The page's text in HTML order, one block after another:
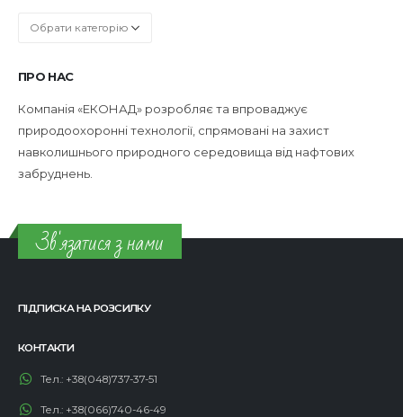
Категорії
ПРО НАС
Компанія «ЕКОНАД» розробляє та впроваджує
природоохоронні технології, спрямовані на захист
навколишнього природного середовища від нафтових
забруднень.
Зв'язатися з нами
ПІДПИСКА НА РОЗСИЛКУ
КОНТАКТИ
Тел.: +38(048)737-37-51
Тел.: +38(066)740-46-49